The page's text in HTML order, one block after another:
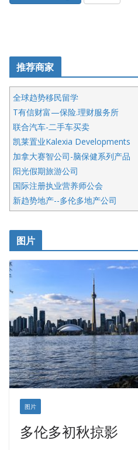
推荐商家
全球趋势移民留学
T有信财富—保险.理财服务所
联合汽车-二手车买卖
凯莱置业Kalexia Developments
加拿大赛智公司-脑保健系列产品
阳光假期旅游公司
国际注册执业营养师公会
新趋势地产--多伦多地产公司
呱呱电器
开明车行KS CAR SALES & SERVICE
健健宝公司
皇后金融集团
正点印艺设计
图片
图片
多伦多初秋掠影